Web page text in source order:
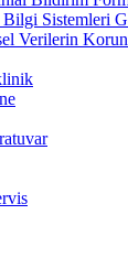
Bilgi
Verilerin